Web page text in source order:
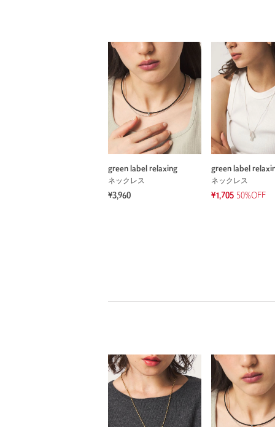
green label relaxing
ネックレス
¥3,960
green label
ネックレス
¥1,705 50%OFF